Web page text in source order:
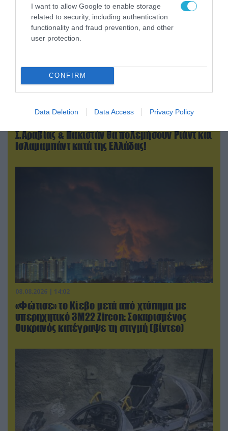
I want to allow Google to enable storage
related to security, including authentication
functionality and fraud prevention, and other
user protection.
CONFIRM
Data Deletion Data Access Privacy Policy
08.08.2026 | 18:02
Σ.Αραβίας & Πακιστάν θα πολεμήσουν Ριάντ και
Ισλαμαμπάντ κατά της Ελλάδας!
08.08.2026 | 14:02
«Φώτισε» το Κίεβο μετά από χτύπημα με
υπερηχητικό 3M22 Zircon: Σοκαρισμένος
Ουκρανός κατέγραψε τη στιγμή (βίντεο)